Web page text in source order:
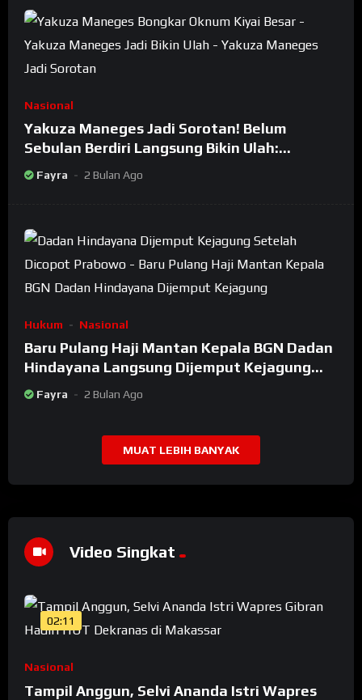
Nasional
Yakuza Maneges Jadi Sorotan! Belum
Sebulan Berdiri Langsung Bikin Ulah:
Bongkar Oknum Kiyai Besar
Fayra 2 Bulan Ago
Hukum Nasional
Baru Pulang Haji Mantan Kepala BGN Dadan
Hindayana Langsung Dijemput Kejagung
Setelah Dicopot Prabowo
Fayra 2 Bulan Ago
MUAT LEBIH BANYAK
Video Singkat
02:11
Nasional
Tampil Anggun, Selvi Ananda Istri Wapres